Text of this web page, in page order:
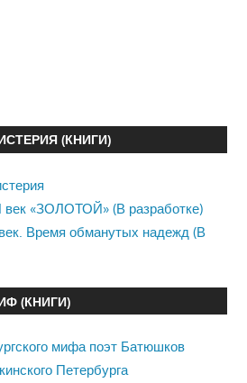
(КНИГИ)
век «ЗОЛОТОЙ» (В разработке)
Время обманутых надежд (В
(КНИГИ)
мифа поэт Батюшков
Петербурга